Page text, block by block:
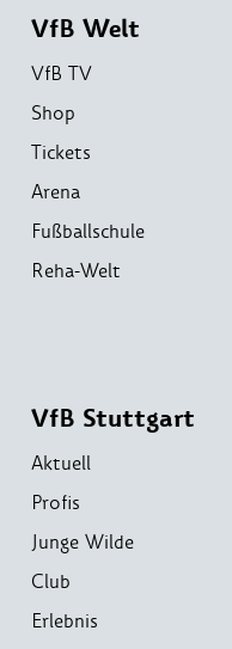
VfB Welt
VfB TV
Shop
Tickets
Arena
Fußballschule
Reha-Welt
VfB Stuttgart
Aktuell
Profis
Junge Wilde
Club
Erlebnis